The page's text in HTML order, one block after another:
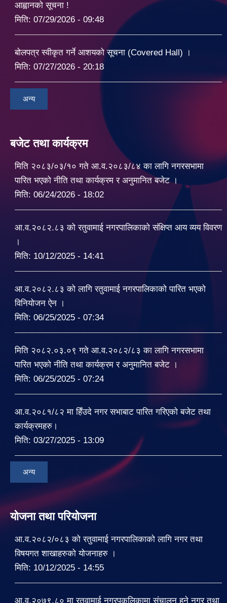
आह्वानको सूचना !
मिति: 07/29/2026 - 09:48
बोलपत्र स्वीकृत गर्ने आशयको सूचना (Covered Hall) ।
मिति: 07/27/2026 - 20:18
अन्य
बजेट तथा कार्यक्रम
मिति २०८३/०३/१० गते आ.व.२०८३/८४ का लागि नगरसभामा
पारित भएको नीति तथा कार्यक्रम र अनुमानित बजेट ।
मिति: 06/24/2026 - 18:02
आ.व.२०८२.८३ को रतुवामाई नगरपालिकाको संक्षिप्त आय व्यय विवरण
।
मिति: 10/12/2025 - 14:41
आ.व.२०८२.८३ को लागि रतुवामाई नगरपालिकाको पारित भएको
विनियोजन ऐन ।
मिति: 06/25/2025 - 07:34
मिति २०८२.०३.०९ गते आ.व.२०८२/८३ का लागि नगरसभामा
पारित भएको नीति तथा कार्यक्रम र अनुमानित बजेट ।
मिति: 06/25/2025 - 07:24
आ.व.२०८१/८२ मा हिँउदे नगर सभाबाट पारित गरिएको बजेट तथा
कार्यक्रमहरु।
मिति: 03/27/2025 - 13:09
अन्य
योजना तथा परियोजना
आ.व.२०८२/०८३ को रतुवामाई नगरपालिकाको लागि नगर तथा
विषयगत शाखाहरुको योजनाहरु ।
मिति: 10/12/2025 - 14:55
आ.व.२०७९.८० मा रतुवामाई नगरपकलिकामा संचालन हुने नगर तथा